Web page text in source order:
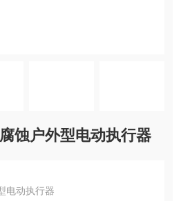
蚀户外型电动执行器
电动执行器